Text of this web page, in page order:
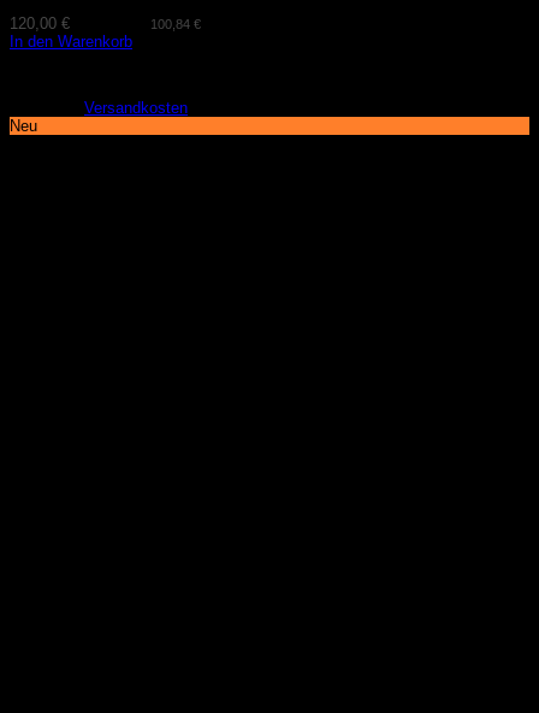
120,00 € 100,84 €
In den Warenkorb
Versandkosten
Neu